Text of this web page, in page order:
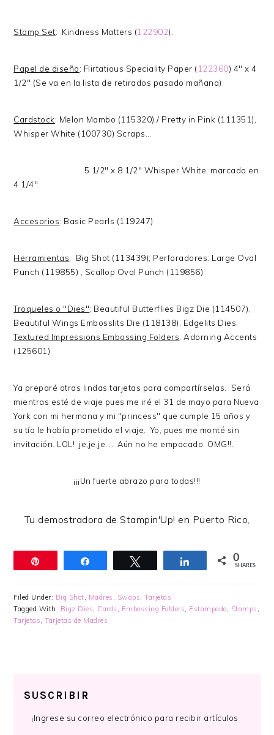
Stamp Set: Kindness Matters (122902).
Papel de diseño: Flirtatious Speciality Paper ( 122360) 4" x 4
1/2" (Se va en la lista de retirados pasado mañana)
Cardstock: Melon Mambo (115320) / Pretty in Pink (111351),
Whisper White (100730) Scraps…
5 1/2" x 8 1/2" Whisper White, marcado en
4 1/4".
Accesorios: Basic Pearls (119247)
Herramientas: Big Shot (113439); Perforadores: Large Oval
Punch (119855) , Scallop Oval Punch (119856)
Troqueles o "Dies": Beautiful Butterflies Bigz Die (114507),
Beautiful Wings Embosslits Die (118138), Edgelits Dies;
Textured Impressions Embossing Folders: Adorning Accents
(125601)
Ya preparé otras lindas tarjetas para compartírselas. Será
mientras esté de viaje pues me iré el 31 de mayo para Nueva
York con mi hermana y mi "princess" que cumple 15 años y
su tía le había prometido el viaje. Yo, pues me monté sin
invitación. LOL! je,je,je….. Aún no he empacado. OMG!!.
¡¡¡Un fuerte abrazo para todas!!!
Tu demostradora de Stampin'Up! en Puerto Rico
Share 0
SHARES
Filed Under: Big Shot, Madres , Swaps,Tarjetas
Tagged With: Bigz Dies, Cards , Embossing Folders, Estampado, Stamps ,
Tarjetas,Tarjetas de Madres
SUSCRIBIR
¡Ingrese su correo electrónico para recibir artículos